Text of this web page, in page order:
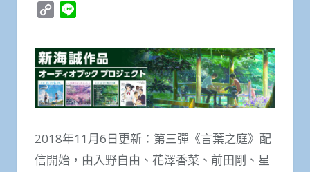
Copy
2018年11月6日更新：第三彈《言葉之庭》配
信開始，由入野自由、花澤香菜、前田剛、星